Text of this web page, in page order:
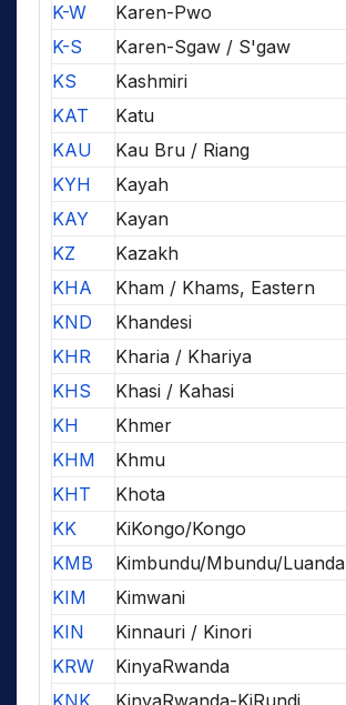
K-W
Karen-Pwo
K-S
Karen-Sgaw / S'gaw
KS
Kashmiri
KAT
Katu
KAU
Kau Bru / Riang
KYH
Kayah
KAY
Kayan
KZ
Kazakh
KHA
Kham / Khams, Eastern
KND
Khandesi
KHR
Kharia / Khariya
KHS
Khasi / Kahasi
KH
Khmer
KHM
Khmu
KHT
Khota
KK
KiKongo/Kongo
KMB
Kimbundu/Mbundu/Luanda
KIM
Kimwani
KIN
Kinnauri / Kinori
KRW
KinyaRwanda